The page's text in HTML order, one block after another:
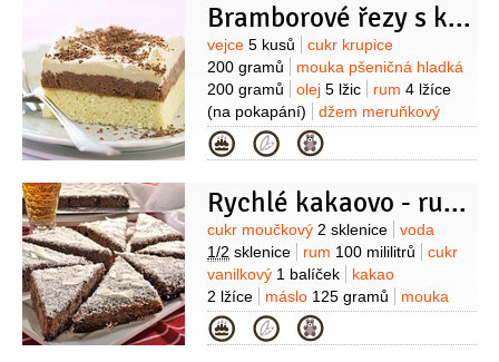
Bramborové řezy s kakaem
Suroviny
vejce 5 kusů
cukr krupice
200 gramů
mouka pšeničná hladká
200 gramů
olej 5 lžic rum 4 lžíce
(na pokapání)
džem meruňkový
2 lžíce
(na potření)
2 lžíce (nastrouhaná, na posypání)
(vařené ve slupce)
máslo
250 gramů
cukr moučkový
200 gramů
rum 4 lžíce
kakao
2 lžíce
Kategorie
Rychlé kakaovo - rumové řezy
Suroviny
cukr moučkový 2 sklenice
voda
1/2 sklenice rum 100 mililitrů
cukr
vanilkový 1 balíček
kakao
2 lžíce
máslo 125 gramů
mouka
pšeničná hladká
pšeničná polohrubá
Kategorie